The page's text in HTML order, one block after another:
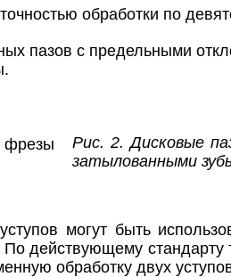
обработки по
пазов с предельными
Рис. 2. Дисковые
затылованными
могут быть
По действующему стандарту
обработку двух